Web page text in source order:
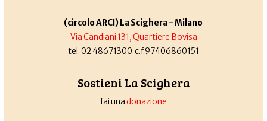
(circolo ARCI) La Scighera - Milano
Via Candiani 131, Quartiere Bovisa
tel. 02 48671300 c.f.97406860151
Sostieni La Scighera
fai unadonazione